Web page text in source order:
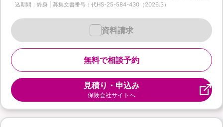
込期間：終身 | 募集文書番号：代HS-25-584-430（2026.3）
無料で相談予約
資料請求
見積り・申込み
保険会社サイトへ